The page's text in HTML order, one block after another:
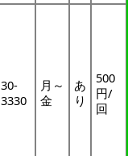
30-
3330
月～
金
あ
り
500
円/
回